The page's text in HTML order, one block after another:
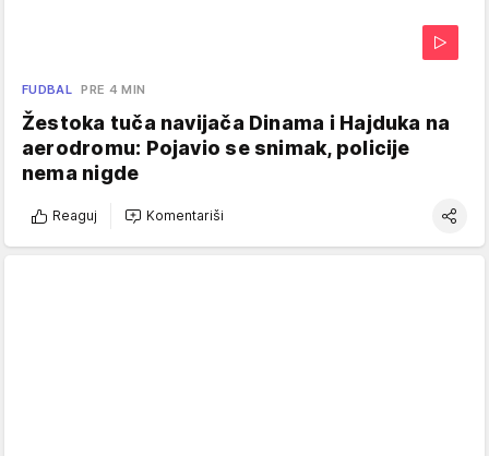
FUDBAL PRE 4 MIN
Žestoka tuča navijača Dinama i Hajduka na
aerodromu: Pojavio se snimak, policije
nema nigde
Reaguj Komentariši